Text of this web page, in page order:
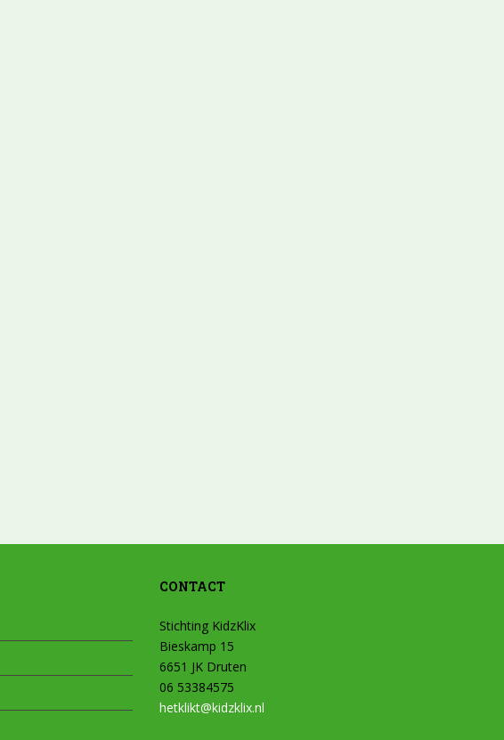
CONTACT
Stichting KidzKlix
Bieskamp 15
6651 JK Druten
06 53384575
hetklikt@kidzklix.nl